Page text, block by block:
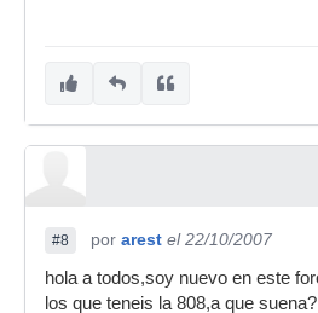
#8 por arest el 22/10/2007
hola a todos,soy nuevo en este
los que teneis la 808,a que